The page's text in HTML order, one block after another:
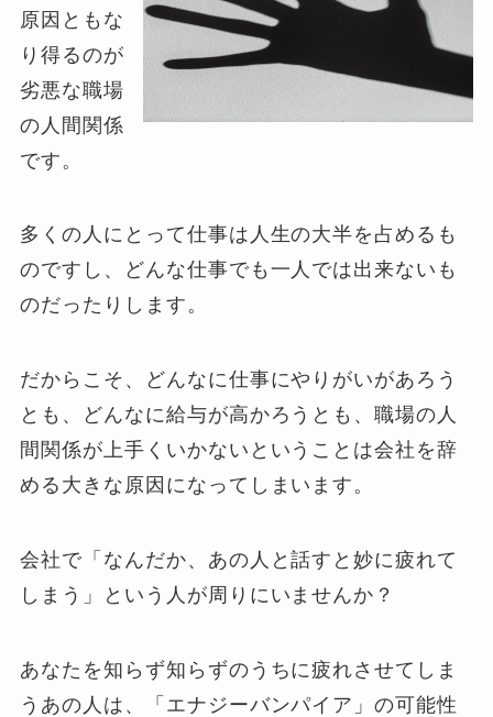
原因ともな
り得るのが
劣悪な職場
の人間関係
です。
多くの人にとって仕事は人生の大半を占めるも
のですし、どんな仕事でも一人では出来ないも
のだったりします。
だからこそ、どんなに仕事にやりがいがあろう
とも、どんなに給与が高かろうとも、職場の人
間関係が上手くいかないということは会社を辞
める大きな原因になってしまいます。
会社で「なんだか、あの人と話すと妙に疲れて
しまう」という人が周りにいませんか？
あなたを知らず知らずのうちに疲れさせてしま
うあの人は、「エナジーバンパイア」の可能性